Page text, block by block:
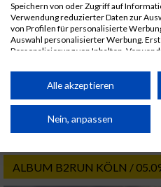
ALBUM B2RUN KÖLN /
Speichern von oder Zugriff auf
Verwendung reduzierter Daten zur
von Profilen für personalisierte
Auswahl personalisierter Werbung.
Personalisierung von Inhalten.
Performance von Inhalten. Analyse
Kombinationen von Daten aus
von Inhalten.
Daten können außerhalb der
Website/App.
Partnerliste anzeigen (1 IAB-
Alle akzeptieren
Nein, anpassen